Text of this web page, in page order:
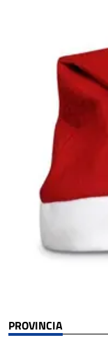
PROVINCIA